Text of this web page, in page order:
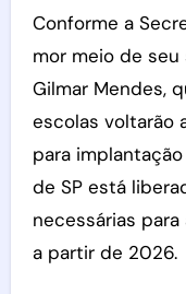
Conforme a
mor meio de
Gilmar Mendes,
escolas voltarão
para
de SP está
necessárias
a partir de 2026.